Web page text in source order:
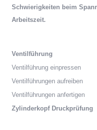
Schwierigkeiten beim
Arbeitszeit.
Ventilführung
Ventilführung einpressen
Ventilführungen aufreiben
Ventilführungen anfertigen
Zylinderkopf Druckprüfung